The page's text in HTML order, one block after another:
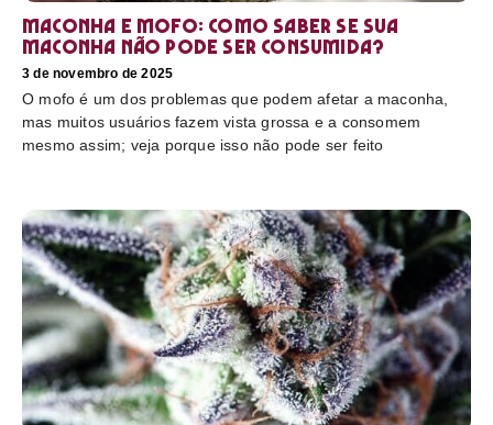
Maconha e mofo: como saber se sua
maconha não pode ser consumida?
3 de novembro de 2025
O mofo é um dos problemas que podem afetar a maconha,
mas muitos usuários fazem vista grossa e a consomem
mesmo assim; veja porque isso não pode ser feito